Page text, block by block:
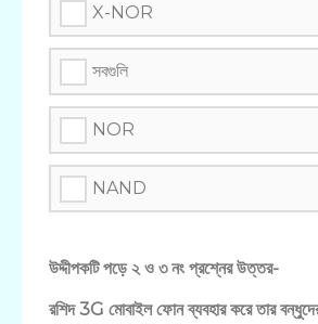
X-NOR
সবগুলি
NOR
NAND
উদ্দীপকটি পড়ে ২ ও ৩ নং প্রশ্নের উত্তর-
রশিদ 3G মোবাইল ফোন ব্যবহার করে তার